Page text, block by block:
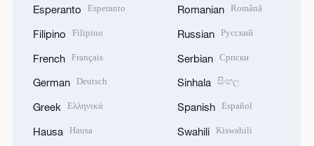
Esperanto Esperanto
Filipino Filipino
French Français
German Deutsch
Greek Ελληνικά
Hausa Hausa
Romanian Română
Russian Русский
Serbian Српски
Sinhala සිංහල
Spanish Español
Swahili Kiswahili